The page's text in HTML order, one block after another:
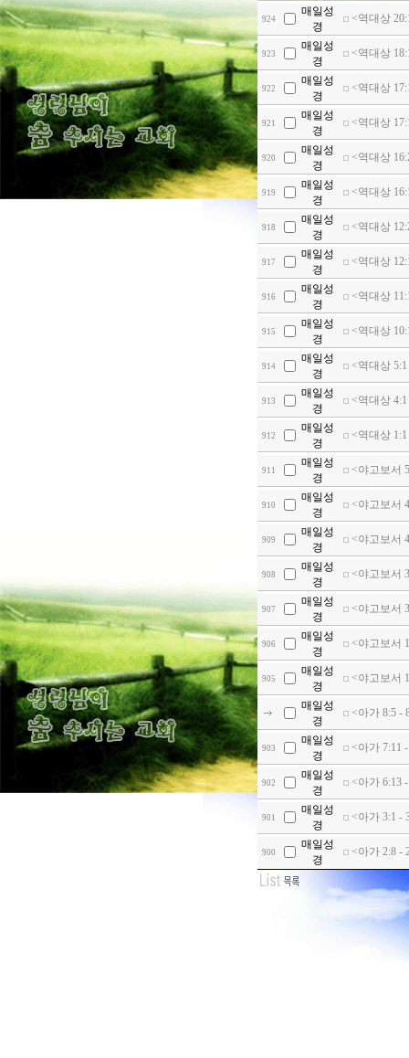
924
매일성
경
<역대상
923
매일성
경
<역대상
922
매일성
경
<역대상
921
매일성
경
<역대상
920
매일성
경
<역대상
919
매일성
경
<역대상
918
매일성
경
<역대상
917
매일성
경
<역대상
916
매일성
경
<역대상
915
매일성
경
<역대상
914
매일성
경
<역대상
913
매일성
경
<역대상
912
매일성
경
<역대상
911
매일성
경
<야고보서
910
매일성
경
<야고보서
909
매일성
경
<야고보서
908
매일성
경
<야고보서
907
매일성
경
<야고보서
906
매일성
경
<야고보서
905
매일성
경
<야고보서
매일성
경
<아가 8:5 -
903
매일성
경
<아가 7:11
902
매일성
경
<아가 6:13
901
매일성
경
<아가 3:1 -
900
매일성
경
<아가 2:8 -